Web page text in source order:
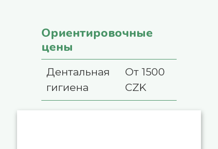
Ориентировочные
цены
Дентальная
гигиена
От 1500
CZK